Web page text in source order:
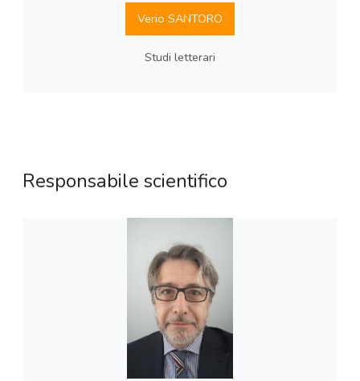
Verio SANTORO
Studi letterari
Responsabile scientifico